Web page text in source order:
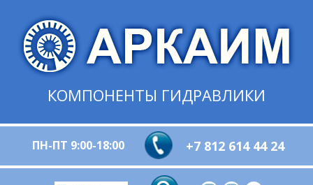
КОМПОНЕНТЫ ГИДРАВЛИКИ
ПН-ПТ 9:00-18:00 +7 812 614 44 24